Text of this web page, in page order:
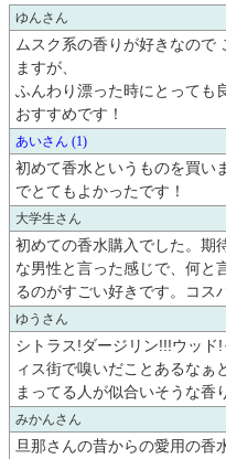
ゆん
ムスク系の香りが好きなので
ますが、
ふんわり漂った時にとっても
おすすめです！
あい 1
初めて香水というものを買い
でとてもよかったです！
大学生
初めての香水購入でした。期
な男性と言った感じで、何と
るのがすごい好きです。コス
ゆう
シトラス!ダージリン!!!ウッド
ィス街で嗅いだことあるなぁ
まってる人が似合いそうな香
みかん
旦那さんの昔からの愛用の香